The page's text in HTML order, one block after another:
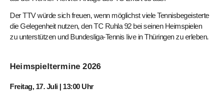
Der TTV würde sich freuen, wenn möglichst viele Tennisbegeisterte
die Gelegenheit nutzen, den TC Ruhla 92 bei seinen Heimspielen
zu unterstützen und Bundesliga-Tennis live in Thüringen zu erleben.
Heimspieltermine 2026
Freitag, 17. Juli | 13:00 Uhr